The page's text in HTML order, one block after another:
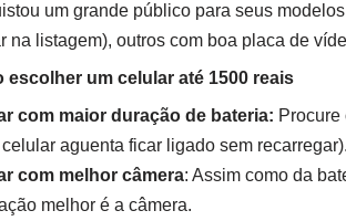
um grande público para seus
na listagem), outros com boa placa de
escolher um celular até 1500 reais
com maior duração de bateria: Procure
aguenta ficar ligado sem recarregar).
com melhor câmera: Assim como da
melhor é a câmera.